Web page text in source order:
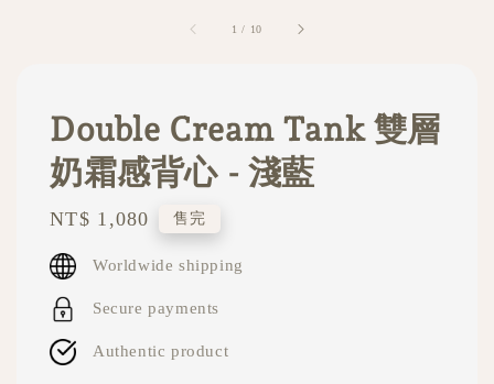
1 / 10
Double Cream Tank 雙層
奶霜感背心 - 淺藍
Regular
price
NT$ 1,080 售完
Worldwide shipping
Secure payments
Authentic product